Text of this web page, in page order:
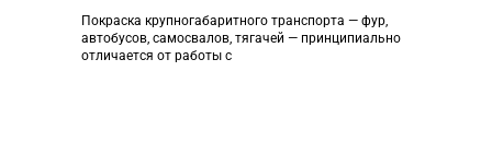
Покраска крупногабаритного транспорта — фур,
автобусов, самосвалов, тягачей — принципиально
отличается от работы с